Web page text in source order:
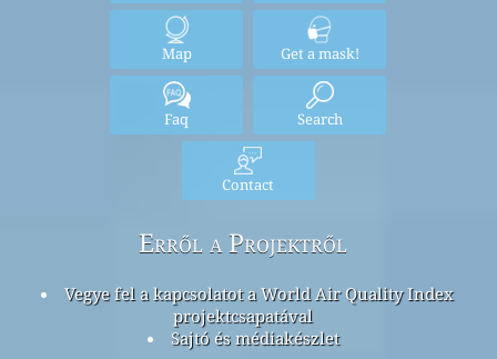
Map Get a mask!
Faq Search
Contact
Erről a Projektről
Vegye fel a kapcsolatot a World Air Quality Index
projektcsapatával
Sajtó és médiakészlet